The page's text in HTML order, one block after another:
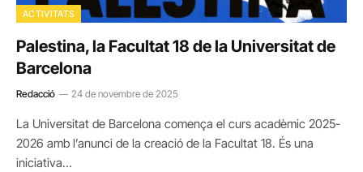
ACTIVITATS
Palestina, la Facultat 18 de la Universitat de
Barcelona
Redacció 24 de novembre de 2025
La Universitat de Barcelona comença el curs acadèmic 2025-
2026 amb l’anunci de la creació de la Facultat 18. És una
iniciativa…